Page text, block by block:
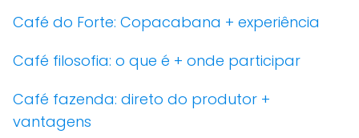
Café do Forte: Copacabana + experiência
Café filosofia: o que é + onde participar
Café fazenda: direto do produtor +
vantagens